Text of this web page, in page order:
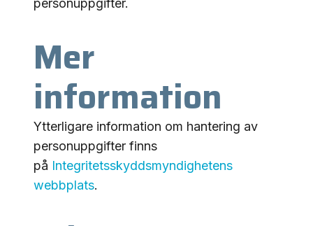
Mer
information
Ytterligare information om hantering av
personuppgifter finns
på Integritetsskyddsmyndighetens
webbplats.